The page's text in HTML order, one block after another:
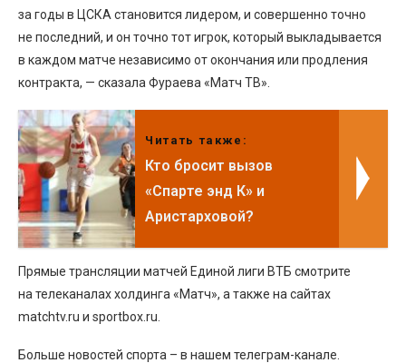
за годы в ЦСКА становится лидером, и совершенно точно
не последний, и он точно тот игрок, который выкладывается
в каждом матче независимо от окончания или продления
контракта, — сказала Фураева «Матч ТВ».
Читать также:
Кто бросит вызов
«Спарте энд К» и
Аристарховой?
Прямые трансляции матчей Единой лиги ВТБ смотрите
на телеканалах холдинга «Матч», а также на сайтах
matchtv.ru и sportbox.ru.
Больше новостей спорта – в нашем телеграм-канале.